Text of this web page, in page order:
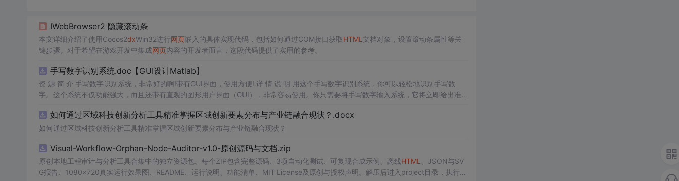
IWebBrowser2 隐藏滚动条
本文详细介绍了使用Cocos2dxWin32进行网页嵌入的具体实现代码，包括如何通过COM接口获取HTML 文档对象，设置滚动条属性等关
键步骤。对于希望在游戏开发中集成网页内容的开发者而言，这段代码提供了实用的参考。
手写数字识别系统.doc【GUI设计Matlab】
资 源 简 介 手写数字识别系统，非常好的啊!带有GUI界面，使用方便! 详 情 说 明 用这个手写数字识别系统，你可以轻松地识别手写数
字。这个系统不仅功能强大，而且还带有直观的图形用户界面（GUI），非常容易使用。你只需要将手写数字输入系统，它将立即给出准确
便和实用的工具，你一定会喜欢它的！
如何通过区域科技创新分析工具精准掌握区域创新要素分布与产业链融合现状？.docx
如何通过区域科技创新分析工具精准掌握区域创新要素分布与产业链融合现状？
Visual-Workflow-Orphan-Node-Auditor-v1.0-原创源码与文档.zip
原创本地工程审计与分析工具合集中的独立资源包。每个ZIP包含完整源码、3项自动化测试、可复现合成示例、离线HTML
、JSON与SV
G报告、1080×720真实运行效果图、README、运行说明、功能清单、MIT License及原创与授权声明。解压后进入project目录，执行np